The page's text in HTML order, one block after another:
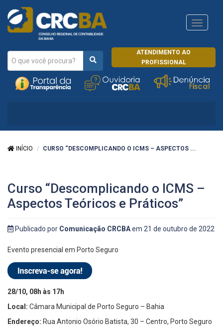
ATENDIMENTO AO
PROFISSIONAL
CRCRJ
INÍCIO CURSO “DESCOMPLICANDO O ICMS – ASPECTOS ...
Curso “Descomplicando o ICMS –
Aspectos Teóricos e Práticos”
Publicado por Comunicação CRCBAem 21 de outubro de 2022
Evento presencial em Porto Seguro
28/10, 08h às 17h
Local: Câmara Municipal de Porto Seguro – Bahia
Endereço: Rua Antonio Osório Batista, 30 – Centro, Porto Seguro